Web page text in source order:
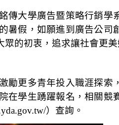
傳大學廣告暨策略行銷學
假，如願進到廣告公司
的初衷，追求讓社會更美
更多青年投入職涯探索
在學生踴躍報名，相關競
）查詢。